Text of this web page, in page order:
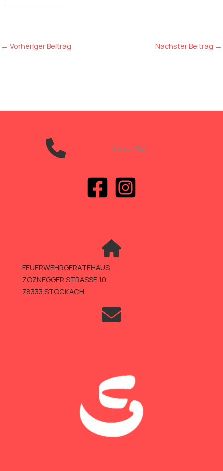
← Vorheriger Beitrag Nächster Beitrag →
Notruf 112
FEUERWEHRGERÄTEHAUS
ZOZNEGGER STRASSE 10
78333 STOCKACH